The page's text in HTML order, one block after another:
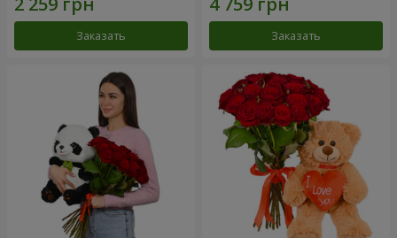
Заказать Заказать